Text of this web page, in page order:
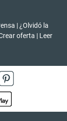
| ¿Olvidó la
oferta | Leer